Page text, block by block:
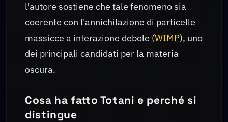
l'autore sostiene che tale fenomeno sia
coerente con l'annichilazione di particelle
massicce a interazione debole (WIMP), uno
dei principali candidati per la materia
oscura.
Cosa ha fatto Totani e perché si
distingue